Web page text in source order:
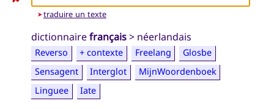
➤traduire un texte
dictionnairefrançais> néerlandais
Reverso + contexte Freelang
Glosbe
Sensagent
Interglot
MijnWoordenboek
Linguee
Iate